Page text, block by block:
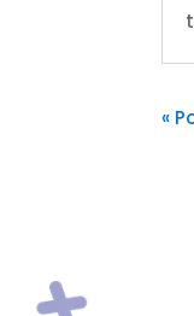
«